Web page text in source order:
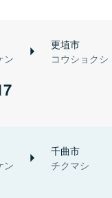
ン
更埴市
コウショクシ
ン
千曲市
チクマシ